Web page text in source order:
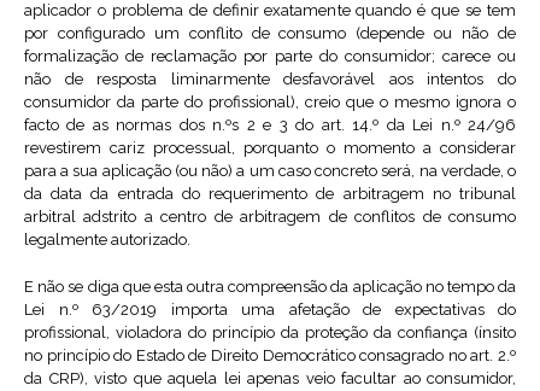
aplicador o problema de definir exatamente quando é que se tem
por configurado um conflito de consumo (depende ou não de
formalização de reclamação por parte do consumidor; carece ou
não de resposta liminarmente desfavorável aos intentos do
consumidor da parte do profissional), creio que o mesmo ignora o
facto de as normas dos n.ºs 2 e 3 do art. 14.º da Lei n.º 24/96
revestirem cariz processual, porquanto o momento a considerar
para a sua aplicação (ou não) a um caso concreto será, na verdade, o
da data da entrada do requerimento de arbitragem no tribunal
arbitral adstrito a centro de arbitragem de conflitos de consumo
legalmente autorizado.
E não se diga que esta outra compreensão da aplicação no tempo da
Lei n.º 63/2019 importa uma afetação de expectativas do
profissional, violadora do princípio da proteção da confiança (ínsito
no princípio do Estado de Direito Democrático consagrado no art. 2.º
da CRP), visto que aquela lei apenas veio facultar ao consumidor,